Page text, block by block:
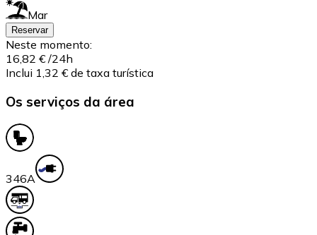
Mar
Reservar
Neste momento:
16,82 € /24h
Inclui 1,32 € de taxa turística
Os serviços da área
346A